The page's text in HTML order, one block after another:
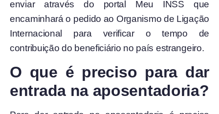
enviar através do portal Meu INSS que
encaminhará o pedido ao Organismo de Ligação
Internacional para verificar o tempo de
contribuição do beneficiário no país estrangeiro.
O que é preciso para dar
entrada na aposentadoria?